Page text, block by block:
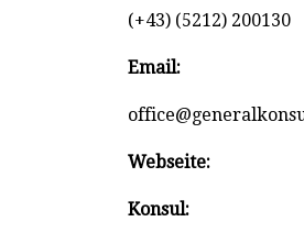
(+43) (5212) 200130
Email:
Webseite:
Konsul: